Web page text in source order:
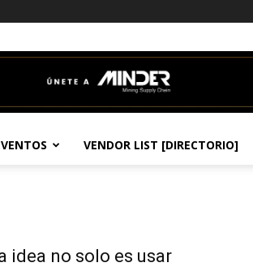
VENDOR LIST [DIRECTORIO]
idea no solo es usar